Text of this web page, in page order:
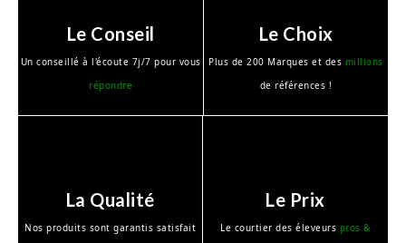
Le Conseil
Un conseillé à l'écoute 7j/7 pour vous
répondre
Le Choix
Plus de 200 Marques et des millions
de références !
La Qualité
Nos produits sont garantis satisfait
Le Prix
Le courtier des éleveurs pros &